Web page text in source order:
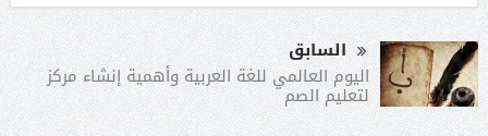
السابق
اليوم العالمي للغة العربية وأهمية إنشاء مركز
لتعليم الصم